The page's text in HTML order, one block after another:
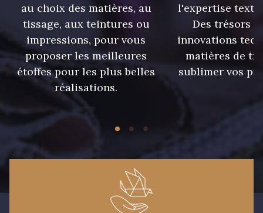
au choix des matières, au
tissage, aux teintures ou
impressions, pour vous
proposer les meilleures
étoffes pour les plus belles
réalisations.
l'expertise
Des trésors
innovations
matières de
sublimer vos